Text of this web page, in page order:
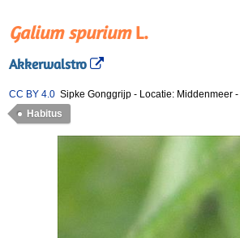
Galium spuriumL.
Akkerwalstro
CC BY 4.0 Sipke Gonggrijp - Locatie: Middenmeer -
Habitus